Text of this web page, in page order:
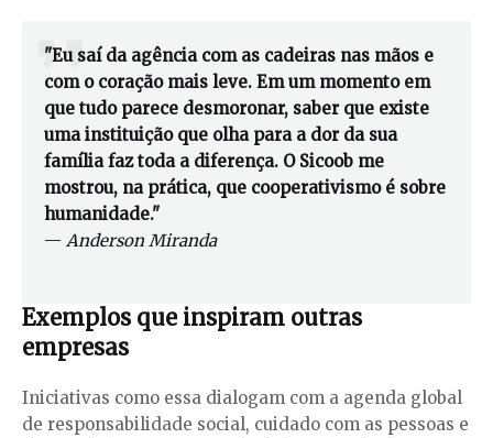
"Eu saí da agência com as cadeiras nas mãos e
com o coração mais leve. Em um momento em
que tudo parece desmoronar, saber que existe
uma instituição que olha para a dor da sua
família faz toda a diferença. O Sicoob me
mostrou, na prática, que cooperativismo é sobre
humanidade."
— Anderson Miranda
Exemplos que inspiram outras
empresas
Iniciativas como essa dialogam com a agenda global
de responsabilidade social, cuidado com as pessoas e